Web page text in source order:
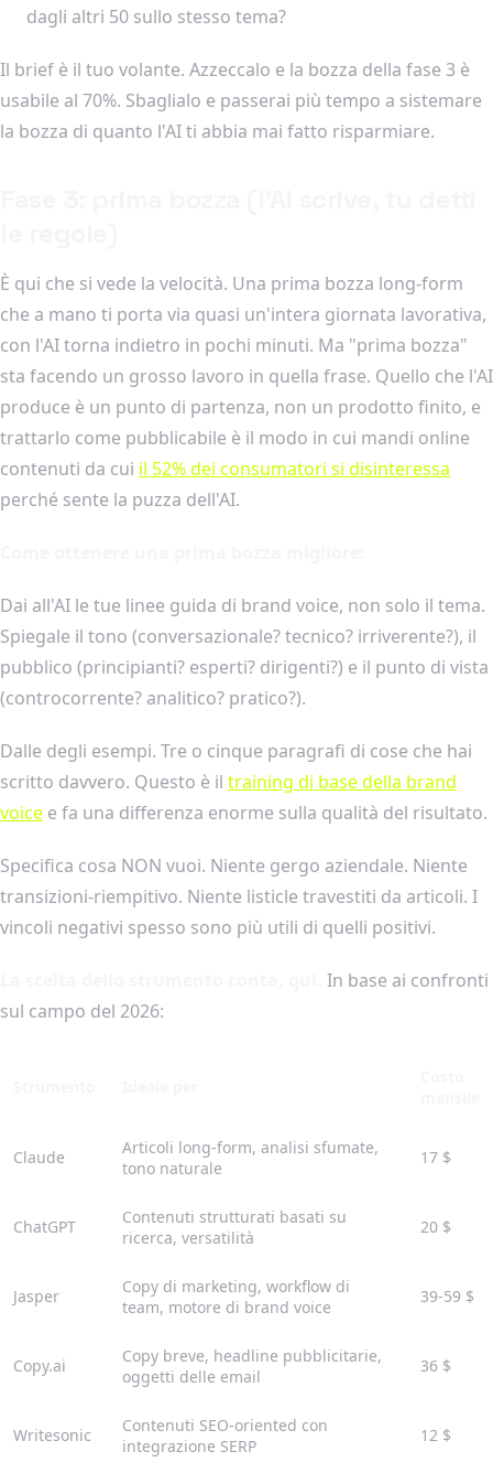
dagli altri 50 sullo stesso tema?
Il brief è il tuo volante. Azzeccalo e la bozza della fase 3 è
usabile al 70%. Sbaglialo e passerai più tempo a sistemare
la bozza di quanto l'AI ti abbia mai fatto risparmiare.
È qui che si vede la velocità. Una prima bozza long-form
che a mano ti porta via quasi un'intera giornata lavorativa,
con l'AI torna indietro in pochi minuti. Ma "prima bozza"
sta facendo un grosso lavoro in quella frase. Quello che l'AI
produce è un punto di partenza, non un prodotto finito, e
trattarlo come pubblicabile è il modo in cui mandi online
contenuti da cui il 52% dei consumatori si disinteressa
perché sente la puzza dell'AI.
Dai all'AI le tue linee guida di brand voice, non solo il tema.
Spiegale il tono (conversazionale? tecnico? irriverente?), il
pubblico (principianti? esperti? dirigenti?) e il punto di vista
(controcorrente? analitico? pratico?).
Dalle degli esempi. Tre o cinque paragrafi di cose che hai
scritto davvero. Questo è il training di base della brand
voice e fa una differenza enorme sulla qualità del risultato.
Specifica cosa NON vuoi. Niente gergo aziendale. Niente
transizioni-riempitivo. Niente listicle travestiti da articoli. I
vincoli negativi spesso sono più utili di quelli positivi.
In base ai confronti
sul campo del 2026:
Claude
Articoli long-form, analisi sfumate,
tono naturale
17 $
ChatGPT
Contenuti strutturati basati su
ricerca, versatilità
20 $
Jasper
Copy di marketing, workflow di
team, motore di brand voice
39-59 $
Copy.ai
Copy breve, headline pubblicitarie,
oggetti delle email
36 $
Writesonic
Contenuti SEO-oriented con
integrazione SERP
12 $